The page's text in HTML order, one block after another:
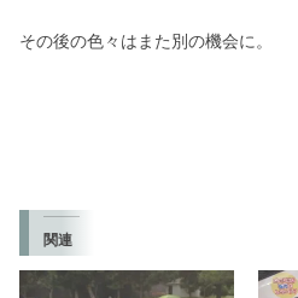
その後の色々はまた別の機会に。
関連